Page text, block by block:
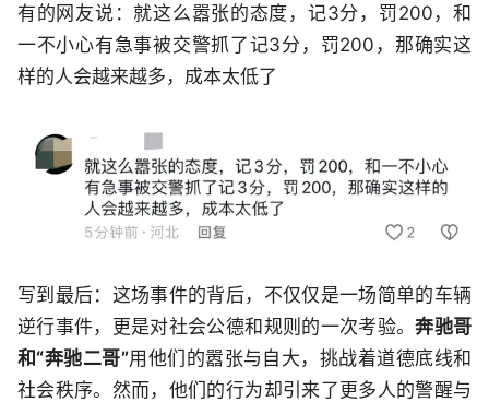
有的网友说：就这么嚣张的态度，记3分，罚200，和
一不小心有急事被交警抓了记3分，罚200，那确实这
样的人会越来越多，成本太低了
写到最后：这场事件的背后，不仅仅是一场简单的车辆
逆行事件，更是对社会公德和规则的一次考验。奔驰哥
和“奔驰二哥”用他们的嚣张与自大，挑战着道德底线和
社会秩序。然而，他们的行为却引来了更多人的警醒与